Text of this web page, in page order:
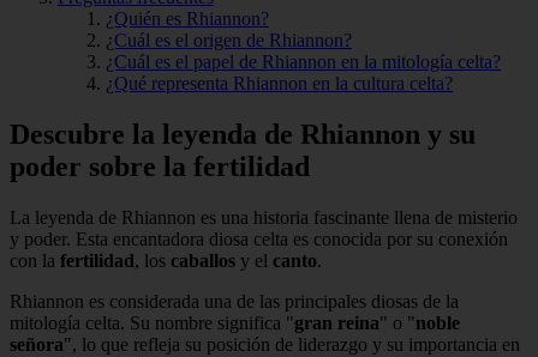
¿Quién es Rhiannon?
¿Cuál es el origen de Rhiannon?
¿Cuál es el papel de Rhiannon en la mitología celta?
¿Qué representa Rhiannon en la cultura celta?
Descubre la leyenda de Rhiannon y su
poder sobre la fertilidad
La leyenda de Rhiannon es una historia fascinante llena de misterio
y poder. Esta encantadora diosa celta es conocida por su conexión
con la fertilidad, los caballos y el canto.
Rhiannon es considerada una de las principales diosas de la
mitología celta. Su nombre significa "gran reina" o "noble
señora", lo que refleja su posición de liderazgo y su importancia en